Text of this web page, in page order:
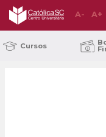
A- A+
Cursos